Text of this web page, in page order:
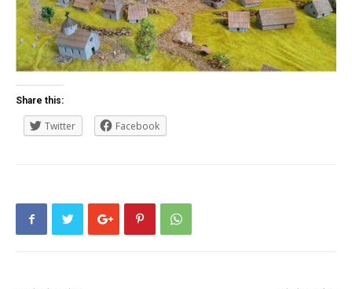
Share this:
Twitter Facebook